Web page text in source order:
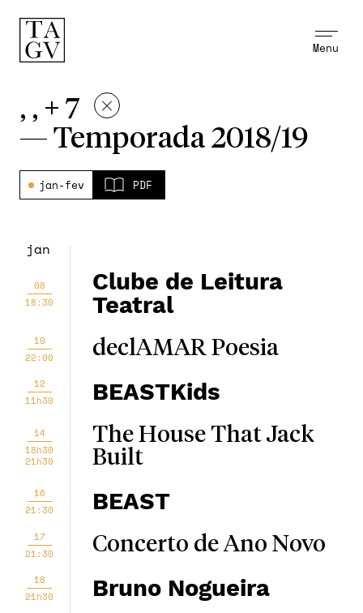
Menu
, , + 7
— Temporada 2018/19
jan-fev PDF
jan
08
18:30
Clube de Leitura
Teatral
10
22:00
declAMAR Poesia
12
11h30
BEASTKids
14
18h30
21h30
The House That Jack
Built
16
21:30
BEAST
17
21:30
Concerto de Ano Novo
18
21h30
Bruno Nogueira